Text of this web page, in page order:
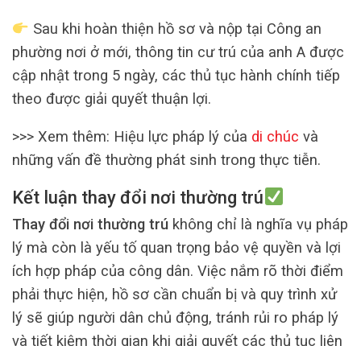
Sau khi hoàn thiện hồ sơ và nộp tại Công an
phường nơi ở mới, thông tin cư trú của anh A được
cập nhật trong 5 ngày, các thủ tục hành chính tiếp
theo được giải quyết thuận lợi.
>>> Xem thêm: Hiệu lực pháp lý của di chúc và
những vấn đề thường phát sinh trong thực tiễn.
Kết luận thay đổi nơi thường trú
Thay đổi nơi thường trú không chỉ là nghĩa vụ pháp
lý mà còn là yếu tố quan trọng bảo vệ quyền và lợi
ích hợp pháp của công dân. Việc nắm rõ thời điểm
phải thực hiện, hồ sơ cần chuẩn bị và quy trình xử
lý sẽ giúp người dân chủ động, tránh rủi ro pháp lý
và tiết kiệm thời gian khi giải quyết các thủ tục liên